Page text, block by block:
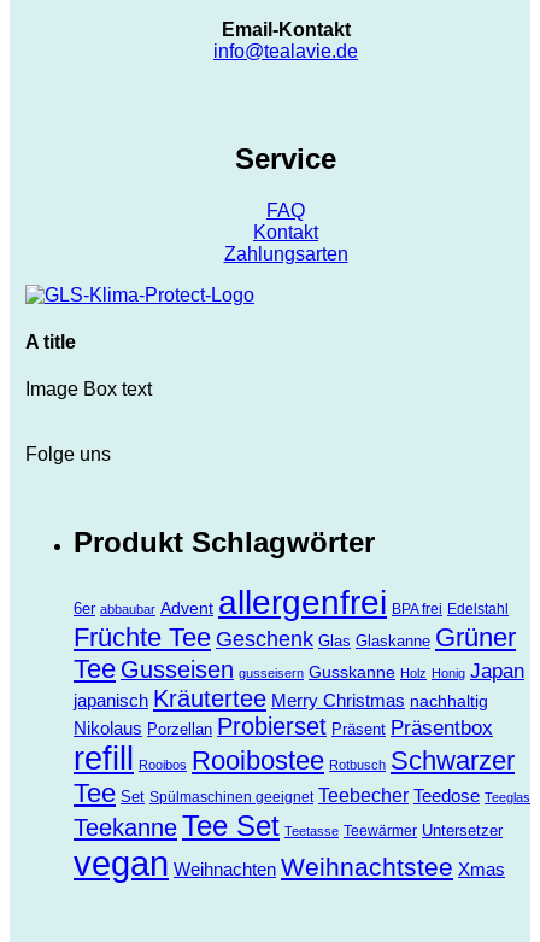
Email-Kontakt
info@tealavie.de
Service
FAQ
Kontakt
Zahlungsarten
A title
Image Box text
Folge uns
Produkt Schlagwörter
6er abbaubar Advent allergenfrei BPA frei Edelstahl
Früchte Tee Geschenk Glas Glaskanne Grüner
Tee Gusseisen gusseisern Gusskanne Holz Honig Japan
japanisch Kräutertee Merry Christmas nachhaltig
Nikolaus Porzellan Probierset Präsent Präsentbox
refill Rooibos Rooibostee Rotbusch Schwarzer
Tee Set Spülmaschinen geeignet Teebecher Teedose Teeglas
TeekanneTee Set Teetasse Teewärmer Untersetzer
vegan Weihnachten Weihnachtstee Xmas